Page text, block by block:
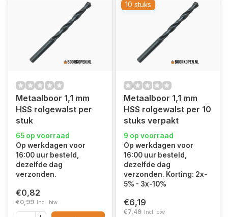
Metaalboor 1,1 mm
HSS rolgewalst per
stuk
65 op voorraad
Op werkdagen voor
16:00 uur besteld,
dezelfde dag
verzonden.
€0,82
€0,99 Incl. btw
10 stuks
Metaalboor 1,1 mm
HSS rolgewalst per 10
stuks verpakt
9 op voorraad
Op werkdagen voor
16:00 uur besteld,
dezelfde dag
verzonden. Korting: 2x-
5% - 3x-10%
€6,19
€7,49 Incl. btw